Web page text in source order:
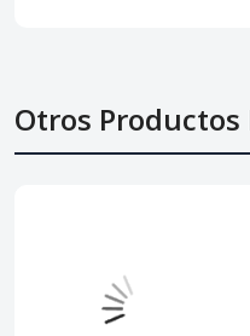
Otros Productos